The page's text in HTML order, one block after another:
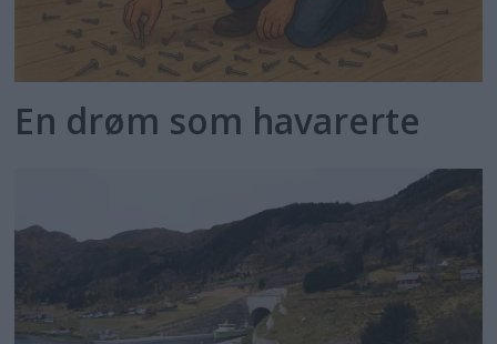
En drøm som havarerte